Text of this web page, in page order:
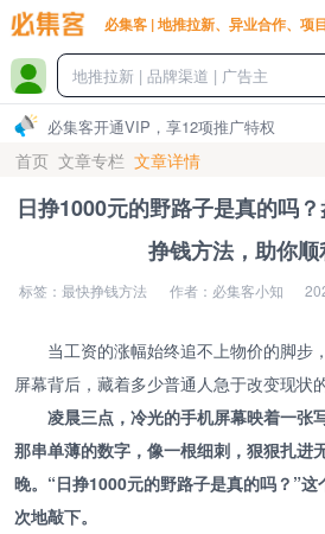
必集客 | 地推拉新、异业合作、项
必集客开通VIP，享12项推广特权
首页 文章专栏 文章详情
日挣1000元的野路子是真的吗
挣钱方法，助你
标签：最快挣钱方法 作者：必集客小知
当工资的涨幅始终追不上物价的脚步
屏幕背后，藏着多少普通人急于改变现状
凌晨三点，冷光的手机屏幕映着一张
那串单薄的数字，像一根细刺，狠狠扎进
晚。“日挣1000元的野路子是真的吗？”
次地敲下。